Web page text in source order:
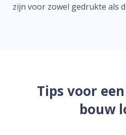
zijn voor zowel gedrukte als
Tips voor
bouw